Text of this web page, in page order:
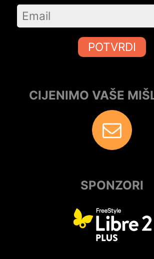
POTVRDI
CIJENIMO VAŠE
SPONZORI